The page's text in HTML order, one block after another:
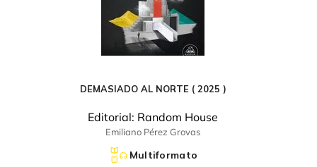
DEMASIADO AL NORTE ( 2025 )
Editorial: Random House
Emiliano Pérez Grovas
Multiformato